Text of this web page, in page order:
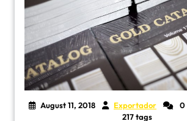
August 11, 2018 Exportador
0
217 tags